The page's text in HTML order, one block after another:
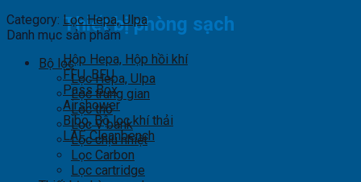
Thiết bị phòng sạch
Hộp Hepa, Hộp hồi khí
FFU, BFU
Pass Box
Airshower
Bibo, Bộ lọc khí thải
LAF, Cleanbench
Category: Lọc Hepa, Ulpa
Danh mục sản phẩm
Bộ lọc
Lọc Hepa, Ulpa
Lọc trung gian
Lọc thô
Lọc V bank
Lọc chịu nhiệt
Lọc Carbon
Lọc cartridge